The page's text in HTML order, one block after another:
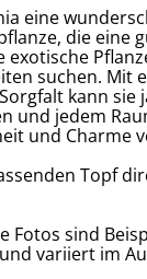
eine
die eine
exotische
suchen. Mit
kann sie
und jedem
und Charme
Topf
Fotos sind
variiert im